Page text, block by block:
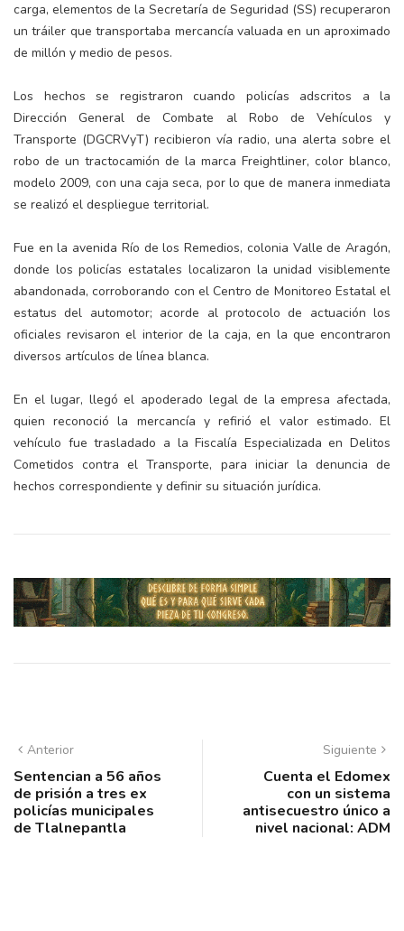
carga, elementos de la Secretaría de Seguridad (SS) recuperaron
un tráiler que transportaba mercancía valuada en un aproximado
de millón y medio de pesos.
Los hechos se registraron cuando policías adscritos a la
Dirección General de Combate al Robo de Vehículos y
Transporte (DGCRVyT) recibieron vía radio, una alerta sobre el
robo de un tractocamión de la marca Freightliner, color blanco,
modelo 2009, con una caja seca, por lo que de manera inmediata
se realizó el despliegue territorial.
Fue en la avenida Río de los Remedios, colonia Valle de Aragón,
donde los policías estatales localizaron la unidad visiblemente
abandonada, corroborando con el Centro de Monitoreo Estatal el
estatus del automotor; acorde al protocolo de actuación los
oficiales revisaron el interior de la caja, en la que encontraron
diversos artículos de línea blanca.
En el lugar, llegó el apoderado legal de la empresa afectada,
quien reconoció la mercancía y refirió el valor estimado. El
vehículo fue trasladado a la Fiscalía Especializada en Delitos
Cometidos contra el Transporte, para iniciar la denuncia de
hechos correspondiente y definir su situación jurídica.
Anterior
Sentencian a 56 años
de prisión a tres ex
policías municipales
de Tlalnepantla
Siguiente
Cuenta el Edomex
con un sistema
antisecuestro único a
nivel nacional: ADM